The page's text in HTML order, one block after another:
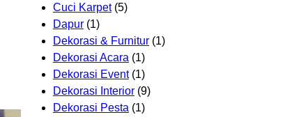
Cuci Karpet(5)
Dapur (1)
Dekorasi & Furnitur (1)
Dekorasi Acara (1)
Dekorasi Event(1)
Dekorasi Interior (9)
Dekorasi Pesta (1)